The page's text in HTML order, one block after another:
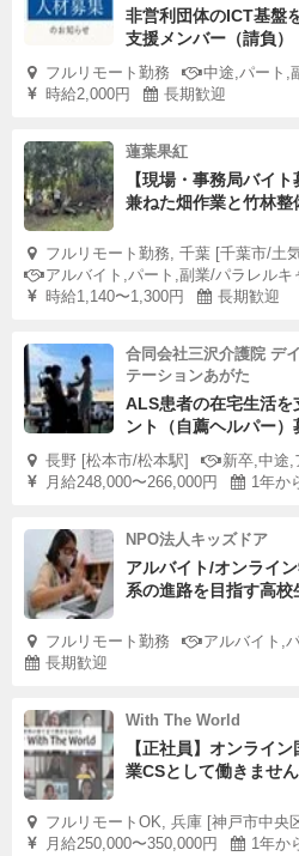
≪まずは相談からでもOK≫
査・オーディションとなります
このページでの申し込みが即応
んので、
まずは、ご相談だけでもお気軽
≪中川村公式HP・地域おこし
※リンク不可の為→【中川村
索！
非営利団体のICT基盤
支援メンバー（請負）
フルリモート勤務
中途,パート,
時給2,000円
長期歓迎
蓮葉果紅
【現場・事務局バイ
兼ねた畑作業と竹林整
フルリモート勤務, 千葉 [千葉市/土
アルバイト,パート,副業/パラレルキ
時給1,140〜1,300円
長期歓迎
合同会社三沢介護院 デ
テーションあがた
ALS患者の在宅生活を
ント（自薦ヘルパー）
長野 [松本市/松本駅]
新卒,中途,
月給248,000〜266,000円
1年か
NPO法人キッズドア
アルバイト/オンライ
系の進路を目指す高校
フルリモート勤務 アルバイト,
長期歓迎
With The World
【正社員】オンライ
業CSとして働きませ
フルリモートOK, 兵庫 [神戸市中央
月給250,000〜350,000円
1年か